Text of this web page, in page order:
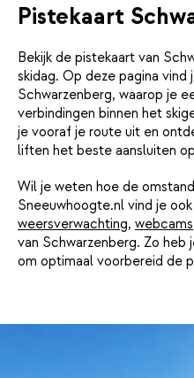
Pistekaart
Bekijk de pistekaart van
skidag. Op deze pagina
Schwarzenberg, waarop je
verbindingen binnen het
je vooraf je route uit en
liften het beste aansluiten
Wil je weten hoe de
Sneeuwhoogte.nl vind je
weersverwachting, webcams
van Schwarzenberg. Zo heb
om optimaal voorbereid de